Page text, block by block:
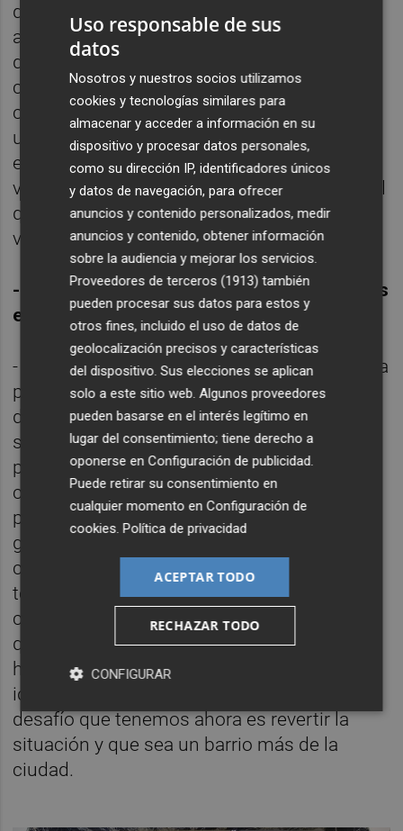
de la ciudad de Valencia con una vida
amable, con calidad. Un barrio vivo, activo y
dinámico como siempre ha sido. Y tiene las
condiciones para hacerlo. El dinamismo
cultural que tiene el barrio del Cabanyal es
un ejemplo para el resto de la ciudad. Todas
estas cosas deben ser incorporadas a esta
visión de futuro. Y sobre todo, un barrio en el
que esa participación de los ciudadanos se
vea reflejada.
-¿Qué legado ha dejado el PP durante todos
estos años?
- Está bastante claro. Una acción sistemática
por deterioro que al final se ha plasmado
desde la destrucción de las casas a dejar
solares baldíos o el no dar licencias a los
propietarios para no realizar reformas lo que
contribuye a que se deteriore
progresivamente el barrio y que hace que la
gente se haya ido cansando porque las
condiciones eran cada vez peores. El dejar
toda esa zona cero vacía, llena de solares,
con casa vacías que han sido ocupadas y
que no reúnen las condiciones básicas de
habitabilidad. Todo son situaciones que han
ido deteriorando la vida del barrio. Y el gran
desafío que tenemos ahora es revertir la
situación y que sea un barrio más de la
ciudad.
Uso responsable de sus
datos
Nosotros y nuestros socios utilizamos
cookies y tecnologías similares para
almacenar y acceder a información en su
dispositivo y procesar datos personales,
como su dirección IP, identificadores únicos
y datos de navegación, para ofrecer
anuncios y contenido personalizados, medir
anuncios y contenido, obtener información
sobre la audiencia y mejorar los servicios.
Proveedores de terceros (1913) también
pueden procesar sus datos para estos y
otros fines, incluido el uso de datos de
geolocalización precisos y características
del dispositivo. Sus elecciones se aplican
solo a este sitio web. Algunos proveedores
pueden basarse en el interés legítimo en
lugar del consentimiento; tiene derecho a
oponerse enConfiguración de publicidad.
Puede retirar su consentimiento en
cualquier momento enConfiguración de
cookies.Política de privacidad
ACEPTAR TODO
RECHAZAR TODO
CONFIGURAR